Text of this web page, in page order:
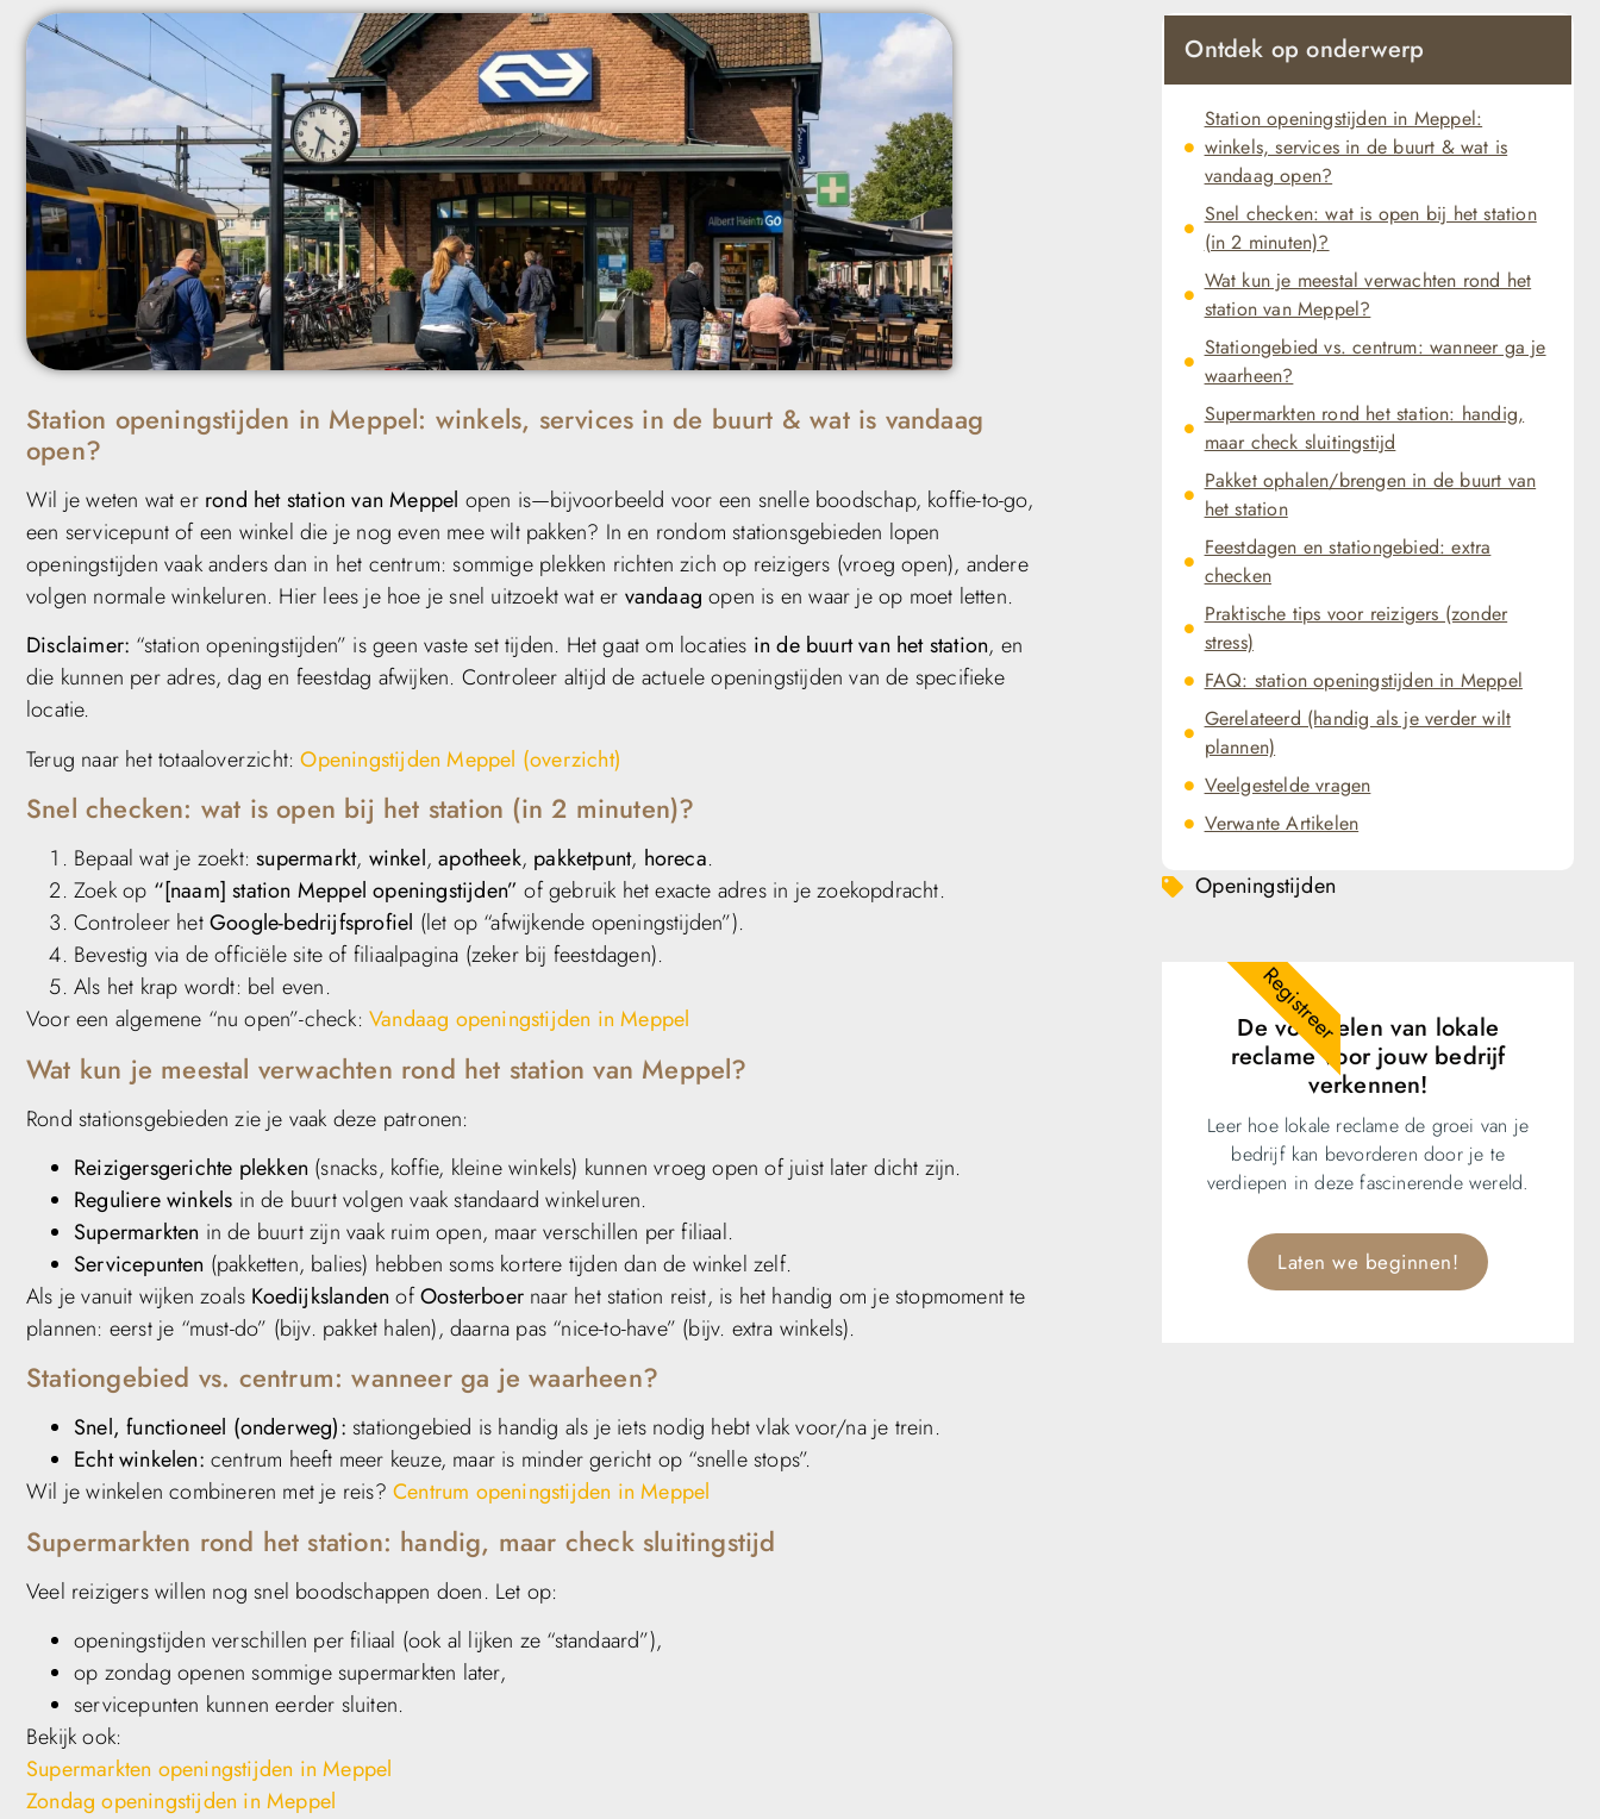
Station openingstijden in Meppel: winkels, services in de buurt & wat is vandaag
open?
Wil je weten wat er rond het station van Meppel open is—bijvoorbeeld voor een snelle boodschap, koffie-to-go,
een servicepunt of een winkel die je nog even mee wilt pakken? In en rondom stationsgebieden lopen
openingstijden vaak anders dan in het centrum: sommige plekken richten zich op reizigers (vroeg open), andere
volgen normale winkeluren. Hier lees je hoe je snel uitzoekt wat er vandaag open is en waar je op moet letten.
Disclaimer: “station openingstijden” is geen vaste set tijden. Het gaat om locaties in de buurt van het station, en
die kunnen per adres, dag en feestdag afwijken. Controleer altijd de actuele openingstijden van de specifieke
locatie.
Terug naar het totaaloverzicht:Openingstijden Meppel (overzicht)
Snel checken: wat is open bij het station (in 2 minuten)?
Bepaal wat je zoekt:supermarkt, winkel,apotheek, pakketpunt, horeca.
Zoek op “[naam] station Meppel openingstijden” of gebruik het exacte adres in je zoekopdracht.
Controleer hetGoogle-bedrijfsprofiel (let op “afwijkende openingstijden”).
Bevestig via de officiële site of filiaalpagina (zeker bij feestdagen).
Als het krap wordt: bel even.
Voor een algemene “nu open”-check: Vandaag openingstijden in Meppel
Wat kun je meestal verwachten rond het station van Meppel?
Rond stationsgebieden zie je vaak deze patronen:
Reizigersgerichte plekken (snacks, koffie, kleine winkels) kunnen vroeg open of juist later dicht zijn.
Reguliere winkels in de buurt volgen vaak standaard winkeluren.
Supermarkten in de buurt zijn vaak ruim open, maar verschillen per filiaal.
Servicepunten (pakketten, balies) hebben soms kortere tijden dan de winkel zelf.
Als je vanuit wijken zoals Koedijkslanden ofOosterboer naar het station reist, is het handig om je stopmoment te
plannen: eerst je “must-do” (bijv. pakket halen), daarna pas “nice-to-have” (bijv. extra winkels).
Stationgebied vs. centrum: wanneer ga je waarheen?
Snel, functioneel (onderweg): stationgebied is handig als je iets nodig hebt vlak voor/na je trein.
Echt winkelen: centrum heeft meer keuze, maar is minder gericht op “snelle stops”.
Wil je winkelen combineren met je reis? Centrum openingstijden in Meppel
Supermarkten rond het station: handig, maar check sluitingstijd
Veel reizigers willen nog snel boodschappen doen. Let op:
openingstijden verschillen per filiaal (ook al lijken ze “standaard”),
op zondag openen sommige supermarkten later,
servicepunten kunnen eerder sluiten.
Bekijk ook:
Supermarkten openingstijden in Meppel
Zondag openingstijden in Meppel
Ontdek op onderwerp
Station openingstijden in Meppel:
winkels, services in de buurt & wat is
vandaag open?
Snel checken: wat is open bij het station
(in 2 minuten)?
Wat kun je meestal verwachten rond het
station van Meppel?
Stationgebied vs. centrum: wanneer ga je
waarheen?
Supermarkten rond het station: handig,
maar check sluitingstijd
Pakket ophalen/brengen in de buurt van
het station
Feestdagen en stationgebied: extra
checken
Praktische tips voor reizigers (zonder
stress)
FAQ: station openingstijden in Meppel
Gerelateerd (handig als je verder wilt
plannen)
Veelgestelde vragen
Verwante Artikelen
Openingstijden
De voordelen van lokale
reclame voor jouw bedrijf
verkennen!
Leer hoe lokale reclame de groei van je
bedrijf kan bevorderen door je te
verdiepen in deze fascinerende wereld.
Laten we beginnen!
Registreer